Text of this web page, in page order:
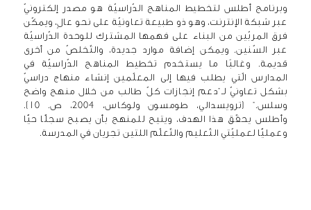
وبرنامج أطلس لتخطيط المناهج الدّراسيّة هو مصدر إلكترونيّ
عبر شبكة الإنترنت، وهو ذو طبيعة تعاونيّة على نحو عالٍ، ويمكّن
فرق المربّين من البناء على فهمها المشترك للوحدة الدّراسيّة
عبر السّنين. ويمكن إضافة موارد جديدة، والتّخلصّ من أخرى
قديمة. وغالبًا ما يستخدم تخطيط المناهج الدّراسيّة في
المدارس الّتي يطلب فيها إلى المعلّمين إنشاء منهاج دراسيّ
بشكل تعاونيّ لـ”دعم إنجازات كلّ طالب من خلال منهج واضح
وسلس.” (ترويسدالي، طومسون ولوكاس، 2004، ص. 10).
وأطلس يحقّق هذا الهدف، ويتيح للمنهج بأن يصبح سجلًّا حيًّا
وعمليًّا لعمليّتي التّعليم والتّعلّم اللتين تجريان في المدرسة.